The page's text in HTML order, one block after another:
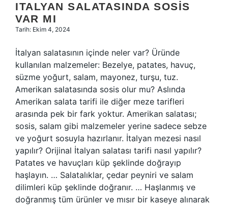
ITALYAN SALATASINDA SOSIS
VAR MI
Tarih: Ekim 4, 2024
İtalyan salatasının içinde neler var? Üründe
kullanılan malzemeler: Bezelye, patates, havuç,
süzme yoğurt, salam, mayonez, turşu, tuz.
Amerikan salatasında sosis olur mu? Aslında
Amerikan salata tarifi ile diğer meze tarifleri
arasında pek bir fark yoktur. Amerikan salatası;
sosis, salam gibi malzemeler yerine sadece sebze
ve yoğurt sosuyla hazırlanır. İtalyan mezesi nasıl
yapılır? Orijinal İtalyan salatası tarifi nasıl yapılır?
Patates ve havuçları küp şeklinde doğrayıp
haşlayın. … Salatalıklar, çedar peyniri ve salam
dilimleri küp şeklinde doğranır. … Haşlanmış ve
doğranmış tüm ürünler ve mısır bir kaseye alınarak